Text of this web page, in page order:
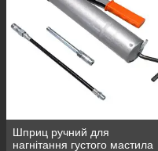
Шприц ручний для
нагнітання густого мастила